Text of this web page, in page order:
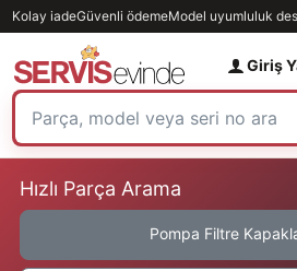
Kolay iadeGüvenli ödemeModel uyumluluk
Giriş
Hızlı Parça Arama
Pompa Filtre